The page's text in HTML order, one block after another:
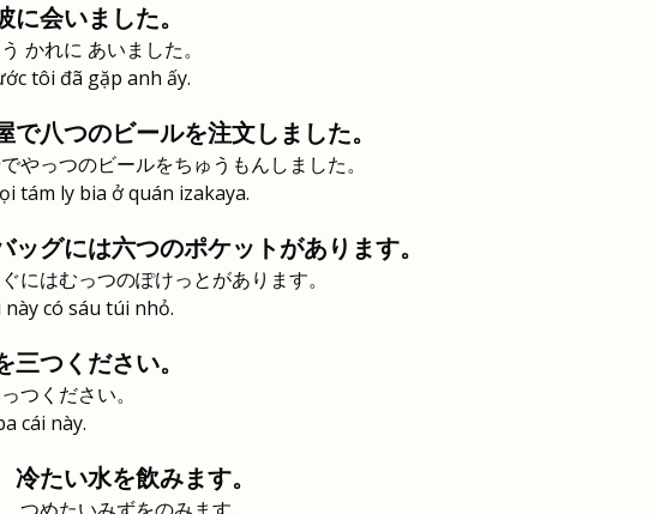
に会いました。
かれに あいました。
tôi đã gặp anh ấy.
で八つのビールを注文しました。
やっつのビールをちゅうもんしました。
tám ly bia ở quán izakaya.
ッグには六つのポケットがあります。
にはむっつのぽけっとがあります。
này có sáu túi nhỏ.
三つください。
つください。
cái này.
冷たい水を飲みます。